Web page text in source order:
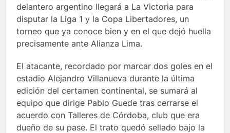
delantero argentino llegará a La Victoria para
disputar la Liga 1 y la Copa Libertadores, un
torneo que ya conoce bien y en el que dejó huella
precisamente ante Alianza Lima.
El atacante, recordado por marcar dos goles en el
estadio Alejandro Villanueva durante la última
edición del certamen continental, se sumará al
equipo que dirige Pablo Guede tras cerrarse el
acuerdo con Talleres de Córdoba, club que era
dueño de su pase. El trato quedó sellado bajo la